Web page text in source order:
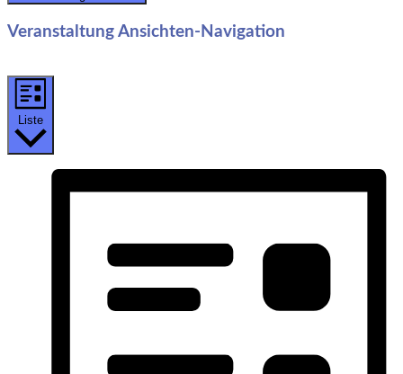
Veranstaltung Ansichten-Navigation
Liste